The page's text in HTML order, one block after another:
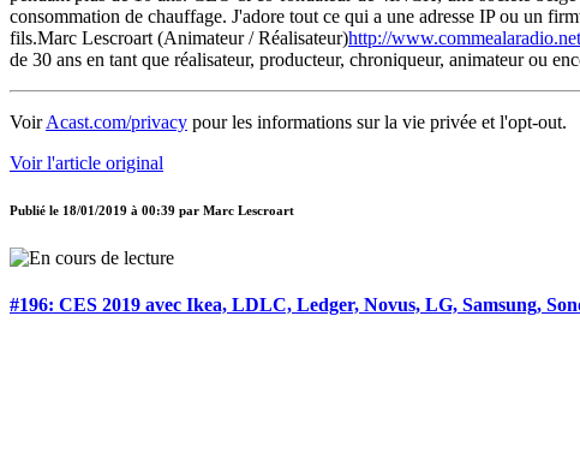
consommation de chauffage. J'adore tout ce qui a une adresse IP ou un
fils.Marc Lescroart (Animateur / Réalisateur)http://
de 30 ans en tant que réalisateur, producteur, chroniqueur, animateur ou
VoirAcast.com/privacy pour les informations sur la vie privée et l'opt-out.
Voir l'article original
Publié le 18/01/2019 à 00:39 par Marc Lescroart
#196: CES 2019 avec Ikea, LDLC, Ledger, Novus, LG, Samsung,